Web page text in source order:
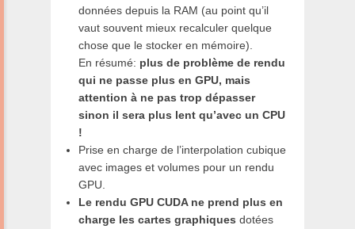
données depuis la RAM (au point qu’il
vaut souvent mieux recalculer quelque
chose que le stocker en mémoire).
En résumé: plus de problème de rendu
qui ne passe plus en GPU, mais
attention à ne pas trop dépasser
sinon il sera plus lent qu’avec un CPU
!
Prise en charge de l’interpolation cubique
avec images et volumes pour un rendu
GPU.
Le rendu GPU CUDA ne prend plus en
charge les cartes graphiques dotées